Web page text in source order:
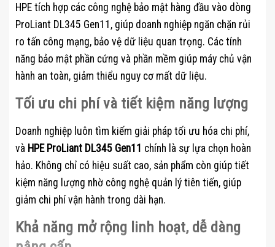
HPE tích hợp các công nghệ bảo mật hàng đầu vào dòng
ProLiant DL345 Gen11, giúp doanh nghiệp ngăn chặn rủi
ro tấn công mạng, bảo vệ dữ liệu quan trọng. Các tính
năng bảo mật phần cứng và phần mềm giúp máy chủ vận
hành an toàn, giảm thiểu nguy cơ mất dữ liệu.
Tối ưu chi phí và tiết kiệm năng lượng
Doanh nghiệp luôn tìm kiếm giải pháp tối ưu hóa chi phí,
và HPE ProLiant DL345 Gen11 chính là sự lựa chọn hoàn
hảo. Không chỉ có hiệu suất cao, sản phẩm còn giúp tiết
kiệm năng lượng nhờ công nghệ quản lý tiên tiến, giúp
giảm chi phí vận hành trong dài hạn.
Khả năng mở rộng linh hoạt, dễ dàng